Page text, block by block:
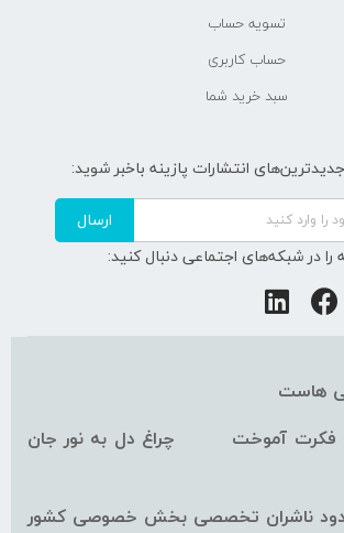
تسویه حساب
حساب کاربری
سبد خرید شما
انتشارات پازینه باخبر شوید:
ارسال
را در شبکه‌های اجتماعی دنبال کنید:
هاست
را فکرت آموخت چراغ دل به نور جان
ناشران تخصصی بخش خصوصی کشور